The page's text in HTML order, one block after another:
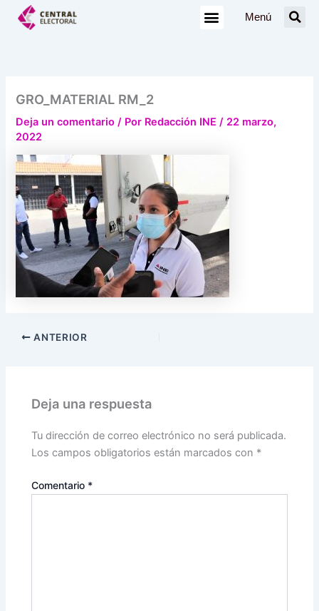
Menú
GRO_MATERIAL RM_2
Deja un comentario / Por Redacción INE/ 22 marzo,
2022
ANTERIOR
Deja una respuesta
Tu dirección de correo electrónico no será publicada.
Los campos obligatorios están marcados con *
Comentario *